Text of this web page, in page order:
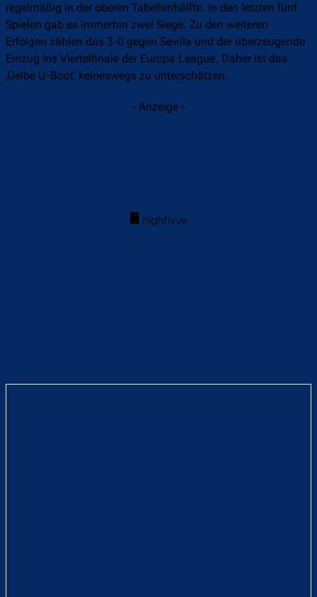
regelmäßig in der oberen Tabellenhälfte. In den letzten fünf
Spielen gab es immerhin zwei Siege. Zu den weiteren
Erfolgen zählen das 3-0 gegen Sevilla und der überzeugende
Einzug ins Viertelfinale der Europa League. Daher ist das
‚Gelbe U-Boot‘ keineswegs zu unterschätzen.
- Anzeige -